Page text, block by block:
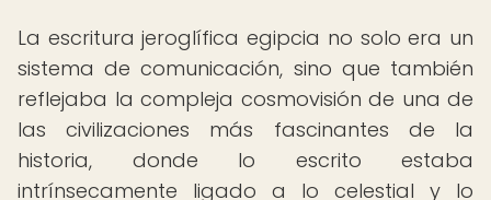
La escritura jeroglífica egipcia no solo era un
sistema de comunicación, sino que también
reflejaba la compleja cosmovisión de una de
las civilizaciones más fascinantes de la
historia, donde lo escrito estaba
intrínsecamente ligado a lo celestial y lo